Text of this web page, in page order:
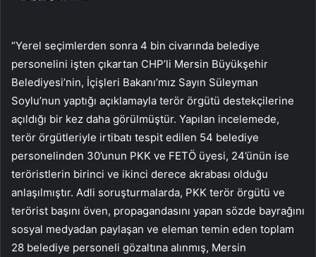
“Yerel seçimlerden sonra 4 bin civarında belediye
personelini işten çıkartan CHP’li Mersin Büyükşehir
Belediyesi’nin, İçişleri Bakanı’mız Sayın Süleyman
Soylu’nun yaptığı açıklamayla terör örgütü destekçilerine
açıldığı bir kez daha görülmüştür. Yapılan incelemede,
terör örgütleriyle irtibatı tespit edilen 54 belediye
personelinden 30’unun PKK ve FETÖ üyesi, 24’ünün ise
teröristlerin birinci ve ikinci derece akrabası olduğu
anlaşılmıştır. Adli soruşturmalarda, PKK terör örgütü ve
terörist başını öven, propagandasını yapan sözde bayrağını
sosyal medyadan paylaşan ve eleman temin eden toplam
28 belediye personeli gözaltına alınmış, Mersin